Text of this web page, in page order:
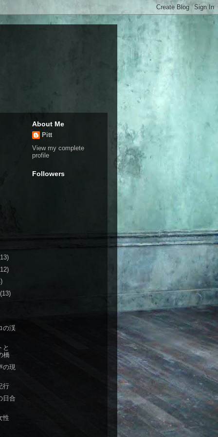
(13)
の渓
と
橋
の現
行
日合
性
About Me
Pitt
View my complete
profile
Followers